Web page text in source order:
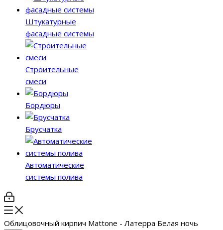
Штукатурные
фасадные системы
Строительные
смеси
Бордюры
Брусчатка
Автоматические
системы полива
Облицовочный кирпич Mattone - Латерра Белая ночь